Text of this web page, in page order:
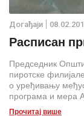
Дoгађаjи
Расписан
Председник
пиротске
о уређивању
програма и мера
програма бити
Споразум је
Прочитај више